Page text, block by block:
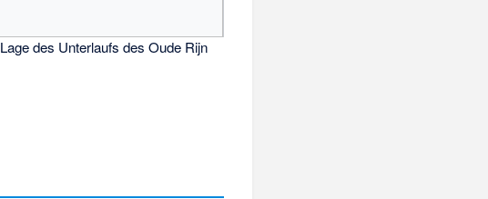
Lage des Unterlaufs des Oude Rijn